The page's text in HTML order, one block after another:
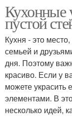
Кухонные
пустой
Кухня - это
семьей и
дня. Поэтому
красиво. Если у
можете украсить
элементами. В
несколько идей,